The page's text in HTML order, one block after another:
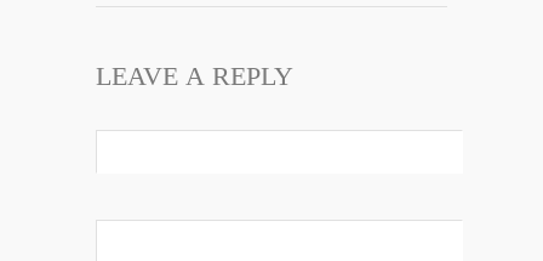
LEAVE A REPLY